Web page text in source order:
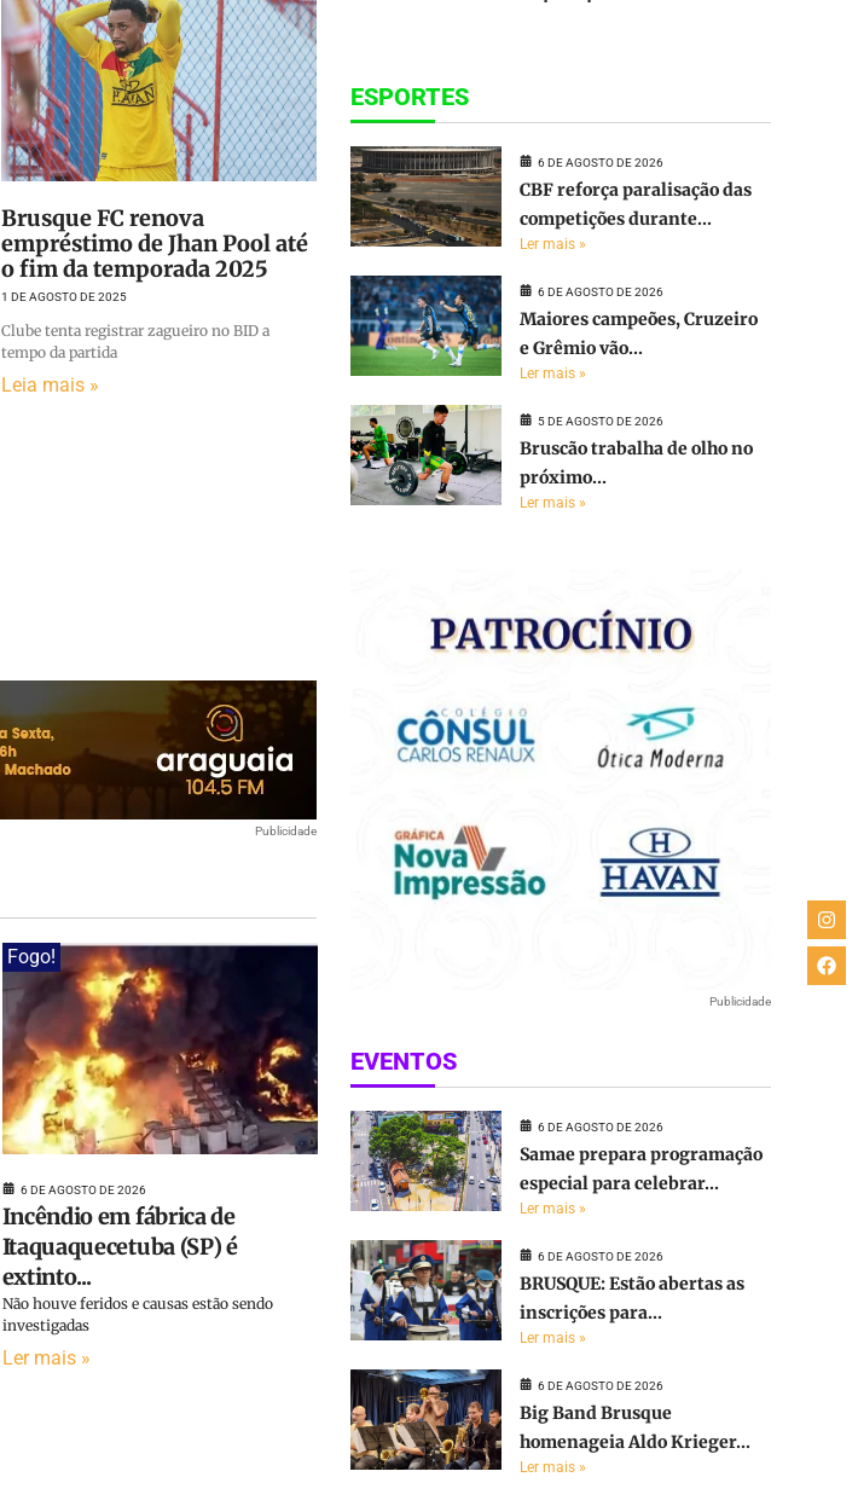
Brusque FC renova
empréstimo de Jhan Pool até
o fim da temporada 2025
1 DE AGOSTO DE 2025
Clube tenta registrar zagueiro no BID a
tempo da partida
Leia mais »
Publicidade
Fogo!
6 DE AGOSTO DE 2026
Incêndio em fábrica de
Itaquaquecetuba (SP) é
extinto...
Não houve feridos e causas estão sendo
investigadas
Ler mais »
ESPORTES
6 DE AGOSTO DE 2026
CBF reforça paralisação das
competições durante...
Ler mais »
6 DE AGOSTO DE 2026
Maiores campeões, Cruzeiro
e Grêmio vão...
Ler mais »
5 DE AGOSTO DE 2026
Bruscão trabalha de olho no
próximo...
Ler mais »
Publicidade
EVENTOS
6 DE AGOSTO DE 2026
Samae prepara programação
especial para celebrar...
Ler mais »
6 DE AGOSTO DE 2026
BRUSQUE: Estão abertas as
inscrições para...
Ler mais »
6 DE AGOSTO DE 2026
Big Band Brusque
homenageia Aldo Krieger...
Ler mais »